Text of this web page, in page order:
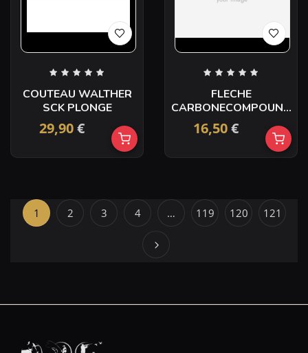
COUTEAU WALTHER
SCK PLONGE
29,90€
FLECHE
CARBONECOMPOUND
32″ PLUME D7.6MM
SPINE 340
16,50€
1 2 3 4 … 119 120 121